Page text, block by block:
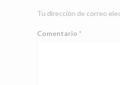
Tu dirección de correo
Comentario*